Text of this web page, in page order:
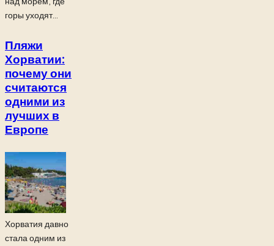
горы уходят...
Пляжи
Хорватии:
почему они
считаются
одними из
лучших в
Европе
Хорватия давно
стала одним из